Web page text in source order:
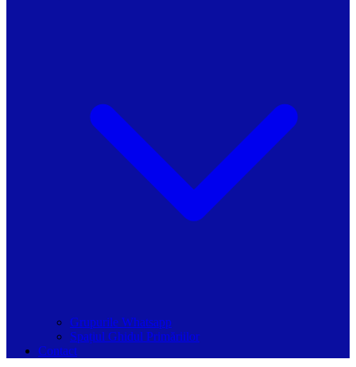
Grupurile Whatsapp
Spațiul Ghidul Primăriilor
Contact